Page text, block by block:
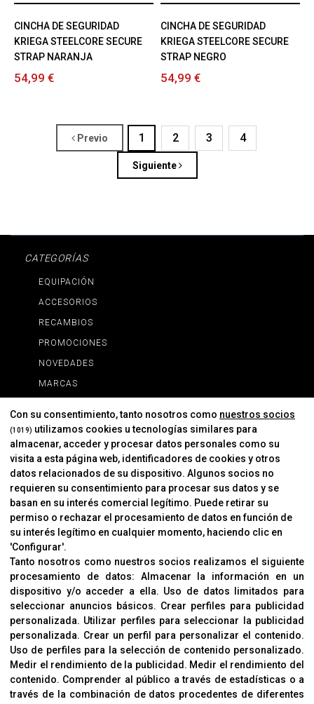
CINCHA DE SEGURIDAD
KRIEGA STEELCORE SECURE
STRAP NARANJA
54,99 €
CINCHA DE SEGURIDAD
KRIEGA STEELCORE SECURE
STRAP NEGRO
54,99 €
Previo 1 2 3 4
Siguiente
CATEGORÍAS
EQUIPACIÓN
ACCESORIOS
RECAMBIOS
PROMOCIONES
NOVEDADES
MARCAS
INFORMACIÓN
Contacto
Cambios Y Devoluciones
CORVER
Aviso Legal
Sobre Nosotros
Cookies
Política De Privacidad
OFICINAS
C/ Coneixement 5, 08850
Con su consentimiento, tanto nosotros como nuestros socios
(1019) utilizamos cookies u tecnologías similares para
almacenar, acceder y procesar datos personales como su
visita a esta página web, identificadores de cookies y otros
datos relacionados de su dispositivo. Algunos socios no
requieren su consentimiento para procesar sus datos y se
basan en su interés comercial legítimo. Puede retirar su
permiso o rechazar el procesamiento de datos en función de
su interés legítimo en cualquier momento, haciendo clic en
'Configurar'.
Tanto nosotros como nuestros socios realizamos el siguiente
procesamiento de datos: Almacenar la información en un
dispositivo y/o acceder a ella. Uso de datos limitados para
seleccionar anuncios básicos. Crear perfiles para publicidad
personalizada. Utilizar perfiles para seleccionar la publicidad
personalizada. Crear un perfil para personalizar el contenido.
Uso de perfiles para la selección de contenido personalizado.
Medir el rendimiento de la publicidad . Medir el rendimiento del
contenido. Comprender al público a través de estadísticas o a
través de la combinación de datos procedentes de diferentes